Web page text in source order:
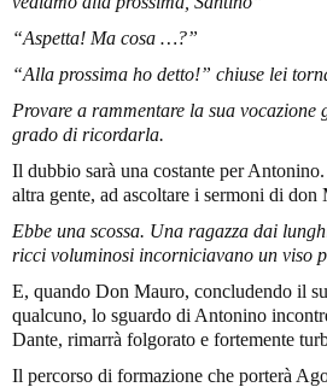
“Aspetta! Ma cosa …?”
“Alla prossima ho detto!” chiuse lei
Provare a rammentare la sua
grado di ricordarla.
Il dubbio sarà una costante per
altra gente, ad ascoltare i sermoni di
Ebbe una scossa. Una ragazza dai
ricci voluminosi incorniciavano un viso
E, quando Don Mauro, concludendo il
qualcuno, lo sguardo di Antonino
Dante, rimarrà folgorato e fortemente
Il percorso di formazione che porterà